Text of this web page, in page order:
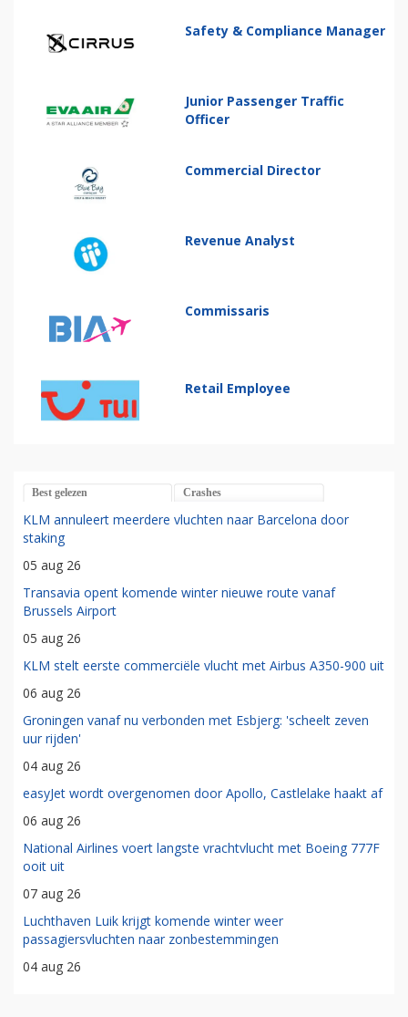
Safety & Compliance Manager
Junior Passenger Traffic
Officer
Commercial Director
Revenue Analyst
Commissaris
Retail Employee
Best gelezen Crashes
KLM annuleert meerdere vluchten naar Barcelona door
staking
05 aug 26
Transavia opent komende winter nieuwe route vanaf
Brussels Airport
05 aug 26
KLM stelt eerste commerciële vlucht met Airbus A350-900 uit
06 aug 26
Groningen vanaf nu verbonden met Esbjerg: 'scheelt zeven
uur rijden'
04 aug 26
easyJet wordt overgenomen door Apollo, Castlelake haakt af
06 aug 26
National Airlines voert langste vrachtvlucht met Boeing 777F
ooit uit
07 aug 26
Luchthaven Luik krijgt komende winter weer
passagiersvluchten naar zonbestemmingen
04 aug 26